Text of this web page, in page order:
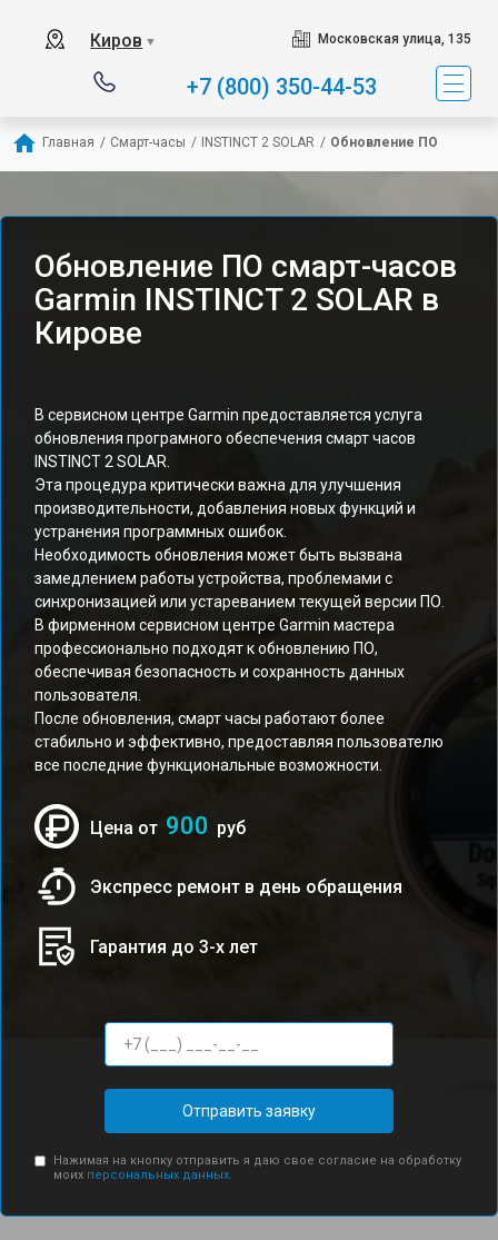
Киров ▼ Московская улица, 135
+7 (800) 350-44-53
Главная / Смарт-часы / INSTINCT 2 SOLAR / Обновление ПО
Обновление ПО смарт-часов
Garmin INSTINCT 2 SOLAR в
Кирове
В сервисном центре Garmin предоставляется услуга
обновления програмного обеспечения смарт часов
INSTINCT 2 SOLAR.
Эта процедура критически важна для улучшения
производительности, добавления новых функций и
устранения программных ошибок.
Необходимость обновления может быть вызвана
замедлением работы устройства, проблемами с
синхронизацией или устареванием текущей версии ПО.
В фирменном сервисном центре Garmin мастера
профессионально подходят к обновлению ПО,
обеспечивая безопасность и сохранность данных
пользователя.
После обновления, смарт часы работают более
стабильно и эффективно, предоставляя пользователю
все последние функциональные возможности.
Цена от 900 руб
Экспресс ремонт в день обращения
Гарантия до 3-х лет
Отправить заявку
Нажимая на кнопку отправить я даю свое согласие на обработку
моих персональных данных.